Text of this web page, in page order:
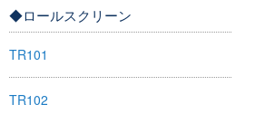
◆ロールスクリーン
TR101
TR102